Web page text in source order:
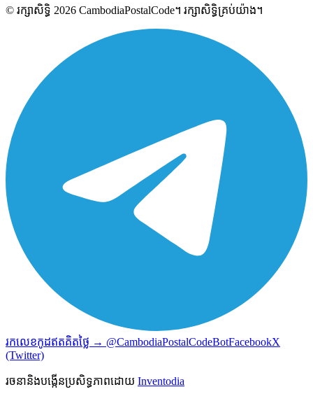
© រក្សាសិទ្ធិ 2026 CambodiaPostalCode។ រក្សាសិទ្ធិគ្រប់យ៉ាង។
រកលេខកូដឥតគិតថ្លៃ → @CambodiaPostalCodeBotFacebookX
(Twitter)
រចនានិងបង្កើនប្រសិទ្ធភាពដោយ Inventodia